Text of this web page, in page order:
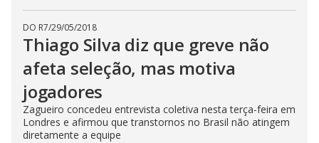
DO R7/29/05/2018
Thiago Silva diz que greve não
afeta seleção, mas motiva
jogadores
Zagueiro concedeu entrevista coletiva nesta terça-feira em
Londres e afirmou que transtornos no Brasil não atingem
diretamente a equipe